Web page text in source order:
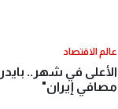
عالم الاقتصاد
الأعلى في شهر..
مصافي إيران"